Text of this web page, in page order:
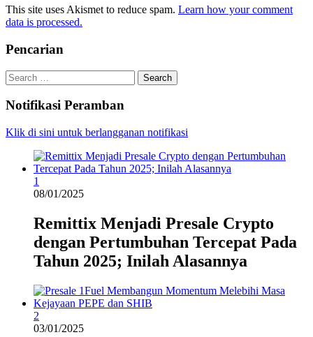
This site uses Akismet to reduce spam. Learn how your comment
data is processed.
Pencarian
Search
for:
Notifikasi Peramban
Klik di sini untuk berlangganan notifikasi
1
08/01/2025
Remittix Menjadi Presale Crypto
dengan Pertumbuhan Tercepat Pada
Tahun 2025; Inilah Alasannya
2
03/01/2025